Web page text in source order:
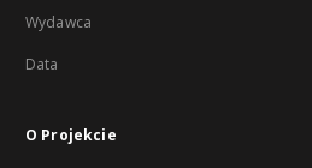
Wydawca
Data
O Projekcie